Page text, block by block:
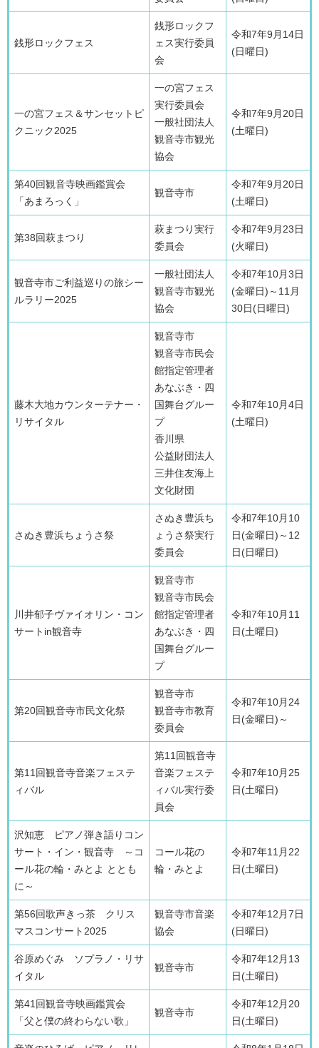
銭形ロックフェス
銭形ロックフ
ェス実行委員
会
令和7年9月14日
(日曜日)
一の宮フェス＆サンセットピ
クニック2025
一の宮フェス
実行委員会
一般社団法人
観音寺市観光
協会
令和7年9月20日
(土曜日)
第40回観音寺映画鑑賞会
「あまろっく」
観音寺市
令和7年9月20日
(土曜日)
第38回萩まつり
萩まつり実行
委員会
令和7年9月23日
(火曜日)
観音寺市ご利益巡りの旅シー
ルラリー2025
一般社団法人
観音寺市観光
協会
令和7年10月3日
(金曜日)～11月
30日(日曜日)
藤木大地カウンターテナー・
リサイタル
観音寺市
観音寺市民会
館指定管理者
あなぶき・四
国舞台グルー
プ
香川県
公益財団法人
三井住友海上
文化財団
令和7年10月4日
(土曜日)
さぬき豊浜ちょうさ祭
さぬき豊浜ち
ょうさ祭実行
委員会
令和7年10月10
日(金曜日)～12
日(日曜日)
川井郁子ヴァイオリン・コン
サートin観音寺
観音寺市
観音寺市民会
館指定管理者
あなぶき・四
国舞台グルー
プ
令和7年10月11
日(土曜日)
第20回観音寺市民文化祭
観音寺市
観音寺市教育
委員会
令和7年10月24
日(金曜日)～
第11回観音寺音楽フェステ
ィバル
第11回観音寺
音楽フェステ
ィバル実行委
員会
令和7年10月25
日(土曜日)
沢知恵 ピアノ弾き語りコン
サート・イン・観音寺 ～コ
ール花の輪・みとよ ととも
に～
コール花の
輪・みとよ
令和7年11月22
日(土曜日)
第56回歌声きっ茶 クリス
マスコンサート2025
観音寺市音楽
協会
令和7年12月7日
(日曜日)
谷原めぐみ ソプラノ・リサ
イタル
観音寺市
令和7年12月13
日(土曜日)
第41回観音寺映画鑑賞会
「父と僕の終わらない歌」
観音寺市
令和7年12月20
日(土曜日)